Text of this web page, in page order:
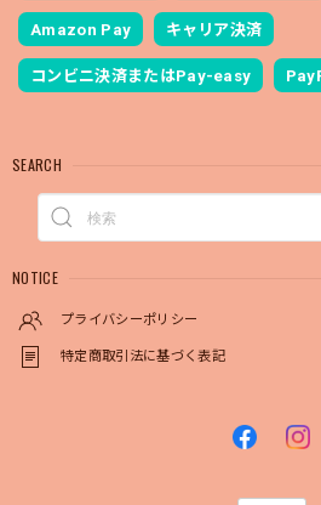
Amazon Pay キャリア決済
コンビニ決済またはPay-easy
SEARCH
NOTICE
プライバシーポリシー
特定商取引法に基づく表記